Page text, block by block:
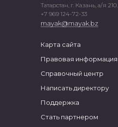
Татарстан, г. Казань, а/я 210.
+7 969 124-72-33
mayak@mayak.bz
Карта сайта
Правовая информация
Справочный центр
Написать директору
Поддержка
Стать партнером